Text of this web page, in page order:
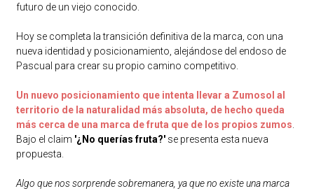
futuro de un viejo conocido.
Hoy se completa la transición definitiva de la marca, con una
nueva identidad y posicionamiento, alejándose del endoso de
Pascual para crear su propio camino competitivo.
Un nuevo posicionamiento que intenta llevar a Zumosol al
territorio de la naturalidad más absoluta, de hecho queda
más cerca de una marca de fruta que de los propios zumos
Bajo el claim '¿No querías fruta?'se presenta esta nueva
propuesta.
Algo que nos sorprende sobremanera, ya que no existe una marca